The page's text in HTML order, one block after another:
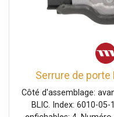
Serrure de porte
Côté d'assemblage:
BLIC. Index: 6010-